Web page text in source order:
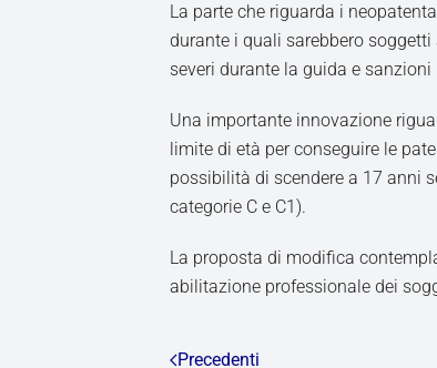
La parte che riguarda i
durante i quali sarebbero
severi durante la guida e
Una importante innovazione
limite di età per conseguire le
possibilità di scendere a 17 anni
categorie C e C1).
La proposta di modifica
abilitazione professionale dei
Precedenti